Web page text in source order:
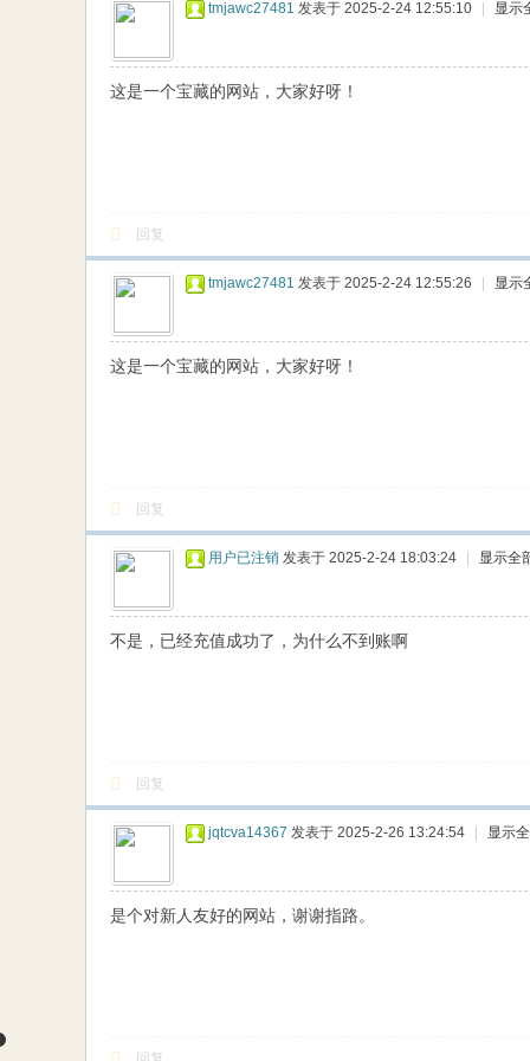
tmjawc27481 发表于 2025-2-24 12:55:10 显示
这是一个宝藏的网站，大家好呀！
回复
tmjawc27481 发表于 2025-2-24 12:55:26 显示
这是一个宝藏的网站，大家好呀！
回复
用户已注销 发表于 2025-2-24 18:03:24 显示全
不是，已经充值成功了，为什么不到账啊
回复
jqtcva14367 发表于 2025-2-26 13:24:54 显示
是个对新人友好的网站，谢谢指路。